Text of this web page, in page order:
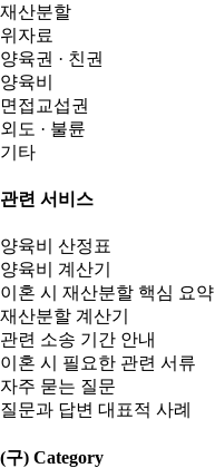
재산분할
위자료
양육권 · 친권
양육비
면접교섭권
외도 · 불륜
기타
관련 서비스
양육비 산정표
양육비 계산기
이혼 시 재산분할 핵심 요약
재산분할 계산기
관련 소송 기간 안내
이혼 시 필요한 관련 서류
자주 묻는 질문
질문과 답변 대표적 사례
(구) Category